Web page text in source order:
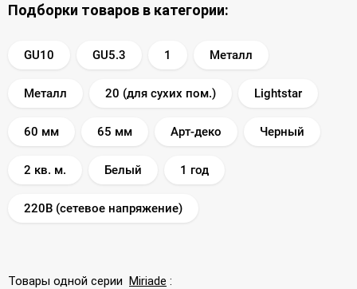
Подборки товаров в категории:
GU10 GU5.3 1 Металл
Металл 20 (для сухих пом.) Lightstar
60 мм 65 мм Арт-деко Черный
2 кв. м. Белый 1 год
220В (сетевое напряжение)
Товары одной серии Miriade :